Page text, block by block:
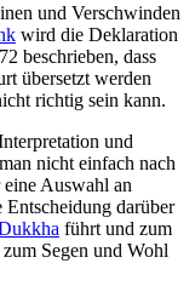
und Verschwinden
wird die Deklaration
beschrieben, dass
übersetzt werden
richtig sein kann.
und
nicht einfach nach
Auswahl an
Entscheidung darüber
führt und zum
Segen und Wohl